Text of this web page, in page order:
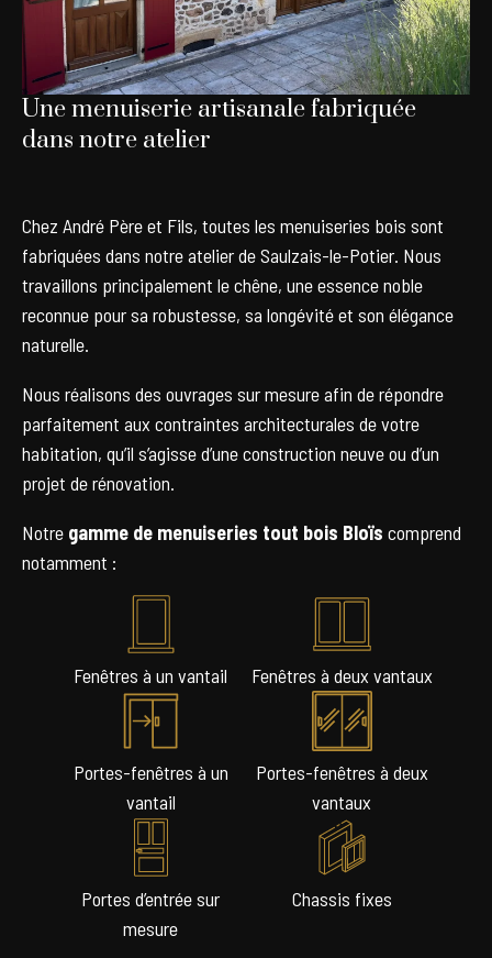
Une menuiserie artisanale fabriquée
dans notre atelier
Chez André Père et Fils, toutes les menuiseries bois sont
fabriquées dans notre atelier de Saulzais-le-Potier. Nous
travaillons principalement le chêne, une essence noble
reconnue pour sa robustesse, sa longévité et son élégance
naturelle.
Nous réalisons des ouvrages sur mesure afin de répondre
parfaitement aux contraintes architecturales de votre
habitation, qu’il s’agisse d’une construction neuve ou d’un
projet de rénovation.
Notre gamme de menuiseries tout bois Bloïs comprend
notamment :
Fenêtres à un vantail Fenêtres à deux vantaux
Portes-fenêtres à un
vantail
Portes-fenêtres à deux
vantaux
Portes d’entrée sur
mesure
Chassis fixes